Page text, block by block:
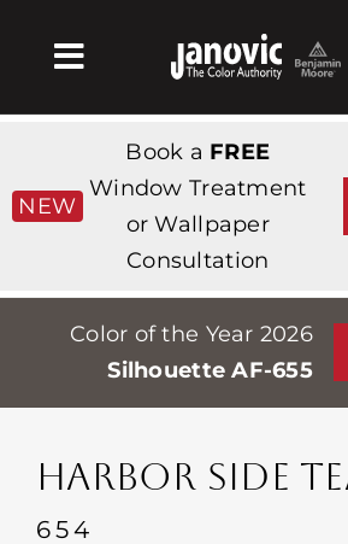
Toggle
Navigation
Products & Services
Магазин
Professionals
Stores
События
NEW
Book a FREE
Window Treatment
or Wallpaper
Consultation
Color of the Year 2026
Silhouette AF-655
HARBOR SIDE
654